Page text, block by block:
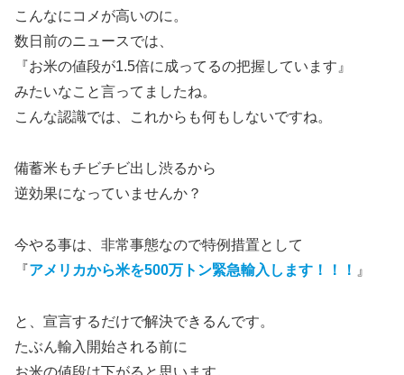
こんなにコメが高いのに。
数日前のニュースでは、
『お米の値段が1.5倍に成ってるの把握しています』
みたいなこと言ってましたね。
こんな認識では、これからも何もしないですね。
備蓄米もチビチビ出し渋るから
逆効果になっていませんか？
今やる事は、非常事態なので特例措置として
『アメリカから米を500万トン緊急輸入します！！！ 』
と、宣言するだけで解決できるんです。
たぶん輸入開始される前に
お米の値段は下がると思います。